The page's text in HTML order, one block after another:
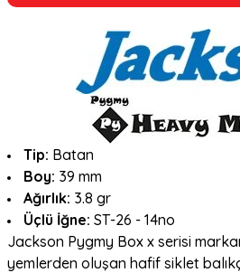
Tip: Batan
Boy: 39 mm
Ağırlık: 3.8 gr
Üçlü İğne: ST-26 - 14no
Jackson Pygmy Box x serisi
yemlerden oluşan hafif siklet